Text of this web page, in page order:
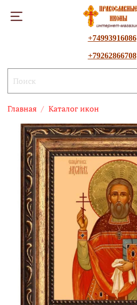
+74993916086
+79262866708
Главная Каталог икон